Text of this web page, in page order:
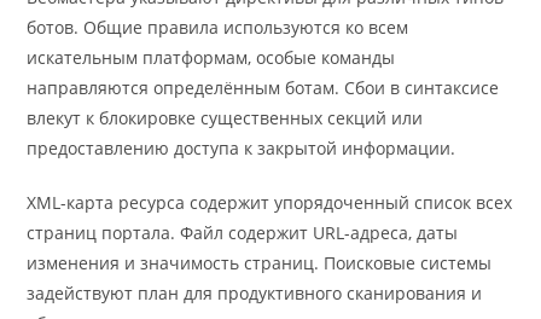
ботов. Общие правила используются ко всем
искательным платформам, особые команды
направляются определённым ботам. Сбои в синтаксисе
влекут к блокировке существенных секций или
предоставлению доступа к закрытой информации.
XML-карта ресурса содержит упорядоченный список всех
страниц портала. Файл содержит URL-адреса, даты
изменения и значимость страниц. Поисковые системы
задействуют план для продуктивного сканирования и